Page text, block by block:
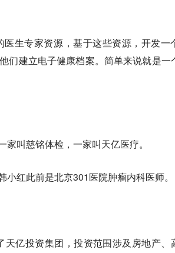
生专家资源，基于这些资源，开发一
们建立电子健康档案。简单来说就是一
叫慈铭体检，一家叫天亿医疗。
红此前是北京301医院肿瘤内科医师。
亿投资集团，投资范围涉及房地产、